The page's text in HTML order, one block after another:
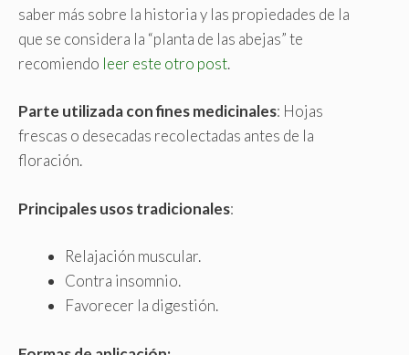
saber más sobre la historia y las propiedades de la
que se considera la “planta de las abejas” te
recomiendo leer este otro post.
Parte utilizada con fines medicinales: Hojas
frescas o desecadas recolectadas antes de la
floración.
Principales usos tradicionales:
Relajación muscular.
Contra insomnio.
Favorecer la digestión.